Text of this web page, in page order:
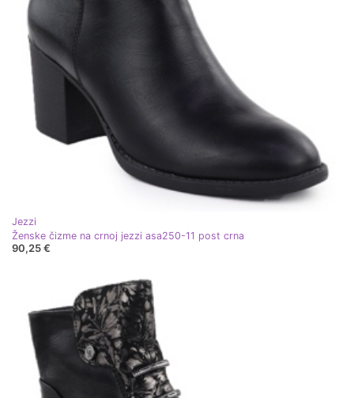
Jezzi
Ženske čizme na crnoj jezzi asa250-11 post crna
90,25 €